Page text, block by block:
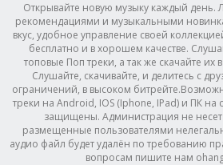
Открывайте новую музыку каждый день.
рекомендациями и музыкальными
вкус, удобное управление своей
бесплатно и в хорошем качестве.
топовые Поп треки, а так же скачайте их
Слушайте, скачивайте, и делитесь с
ограничений, в высоком
треки на Android, IOS (Iphone, IPad) и ПК на
защищены. Администрация не несет
размещенные пользователями
аудио файл будет удалён по требованию
вопросам пишите нам